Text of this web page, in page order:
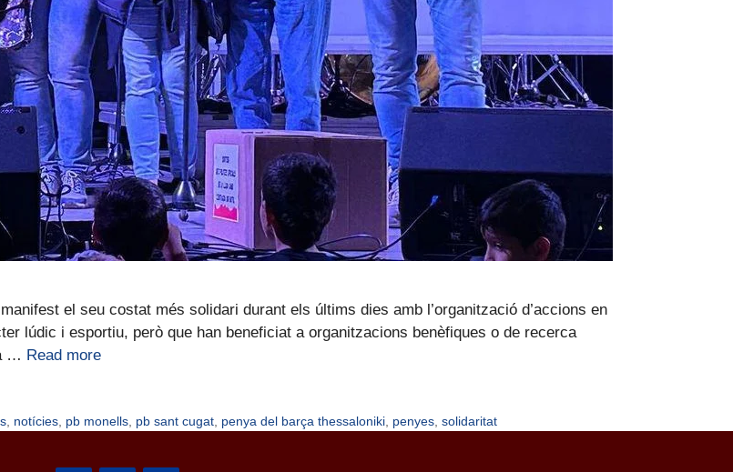
el seu costat més solidari durant els últims dies amb l’organització d’accions en
lúdic i esportiu, però que han beneficiat a organitzacions benèfiques o de recerca
… Read more
notícies pb monells pb sant cugat penya del barça thessaloniki penyes ,solidaritat